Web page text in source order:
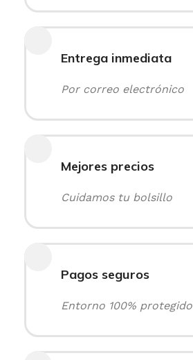
Entrega inmediata
Por correo electrónico
Mejores precios
Cuidamos tu bolsillo
Pagos seguros
Entorno 100% protegido